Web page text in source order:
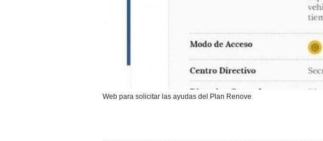
Web para solicitar las ayudas del Plan Renove